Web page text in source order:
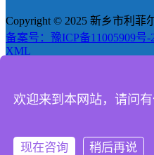
Copyright © 2025 新乡市利菲
备案号：豫ICP备11005909号-
XML
产品
新闻
欢迎来到本网站，请问有
现在咨询 稍后再说